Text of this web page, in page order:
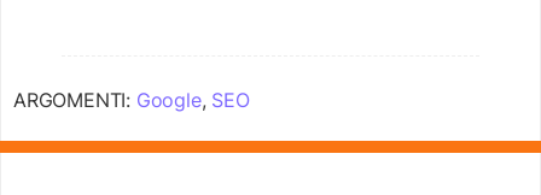
ARGOMENTI: Google, SEO